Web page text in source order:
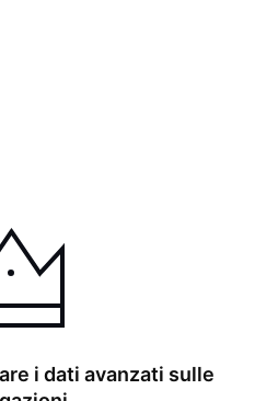
i dati avanzati sulle